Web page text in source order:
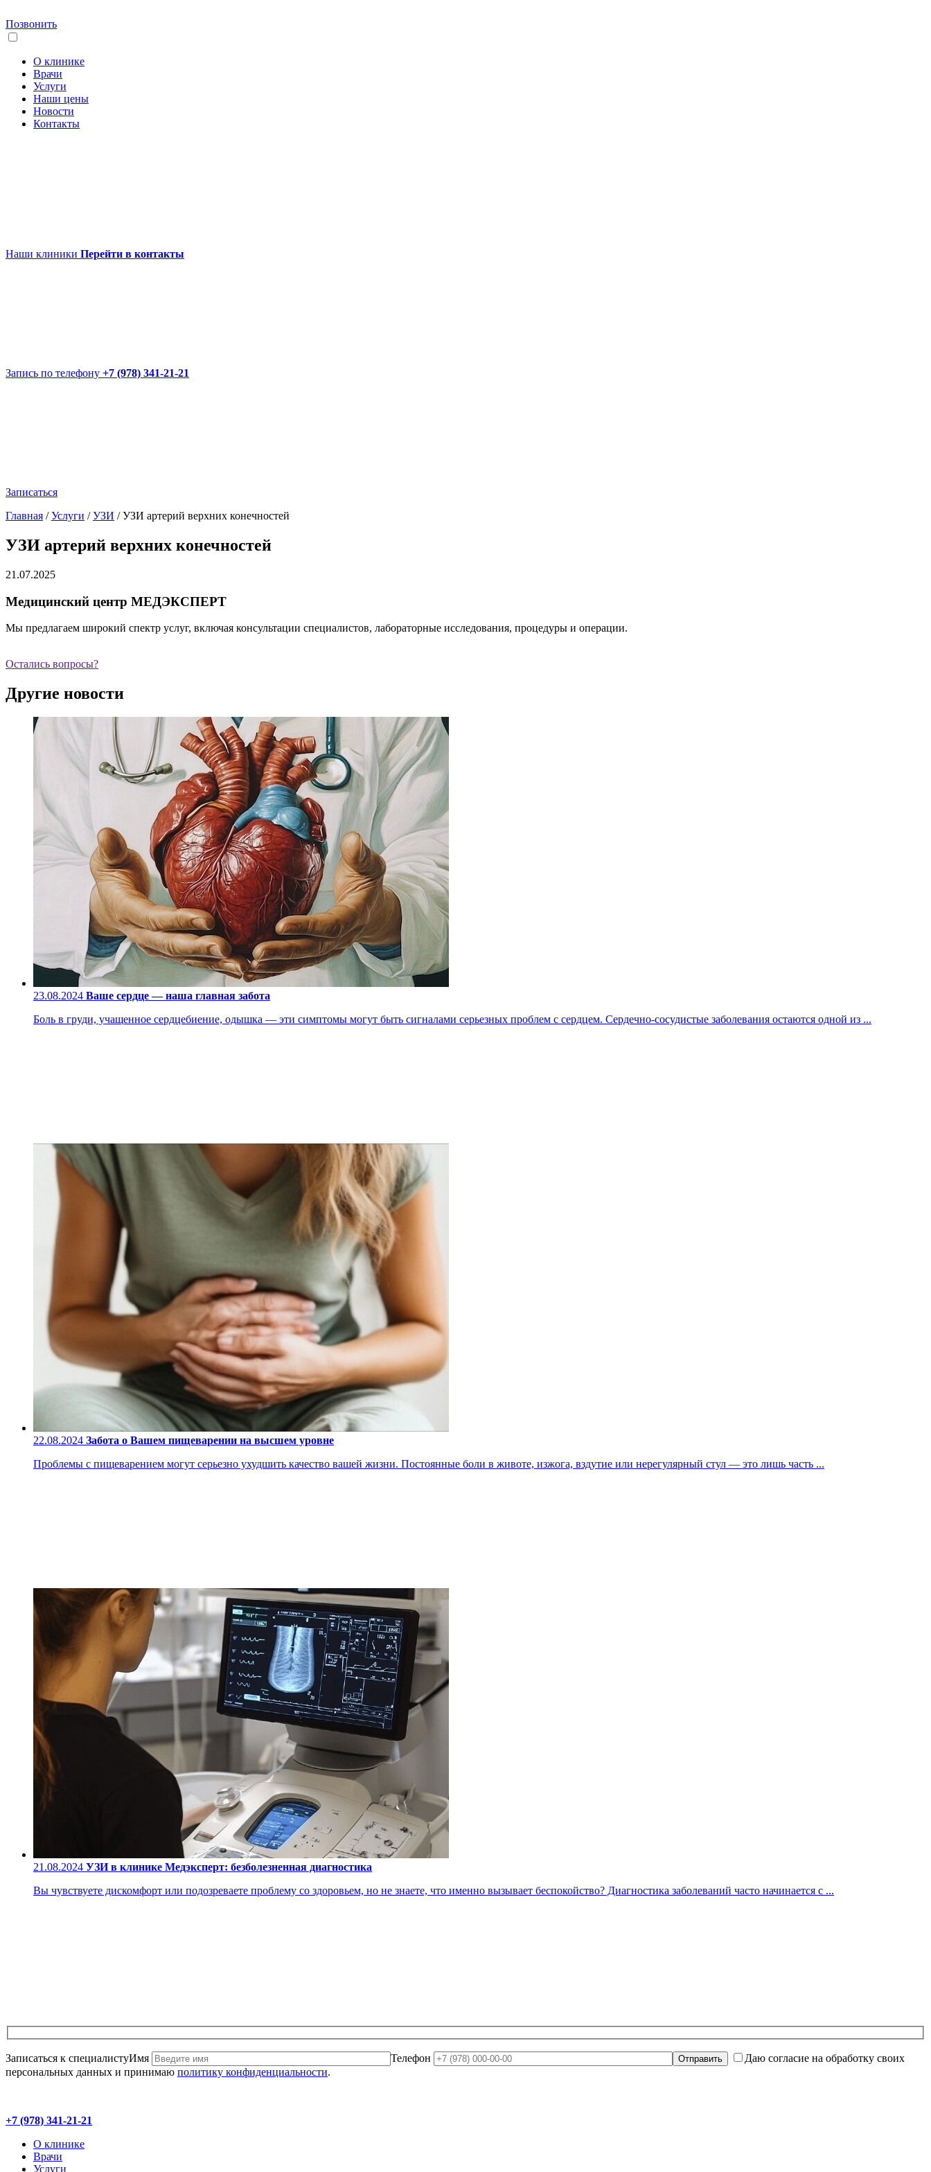
Позвонить
О клинике
Врачи
Услуги
Наши цены
Новости
Контакты
Наши клиники Перейти в контакты
Запись по телефону +7 (978) 341-21-21
Записаться
Главная /Услуги /УЗИ /УЗИ артерий верхних конечностей
УЗИ артерий верхних конечностей
21.07.2025
Медицинский центр МЕДЭКСПЕРТ
Мы предлагаем широкий спектр услуг, включая консультации специалистов, лабораторные исследования, процедуры и операции.
Остались вопросы?
Другие новости
23.08.2024 Ваше сердце — наша главная забота
Боль в груди, учащенное сердцебиение, одышка — эти симптомы могут быть сигналами серьезных проблем с сердцем. Сердечно-сосудистые заболевания остаются одной из ...
22.08.2024 Забота о Вашем пищеварении на высшем уровне
Проблемы с пищеварением могут серьезно ухудшить качество вашей жизни. Постоянные боли в животе, изжога, вздутие или нерегулярный стул — это лишь часть ...
21.08.2024 УЗИ в клинике Медэксперт: безболезненная диагностика
Вы чувствуете дискомфорт или подозреваете проблему со здоровьем, но не знаете, что именно вызывает беспокойство? Диагностика заболеваний часто начинается с ...
Записаться к специалистуИмя Телефон
Даю согласие на обработку своих
персональных данных и принимаю политику конфиденциальности.
+7 (978) 341-21-21
О клинике
Врачи
Услуги